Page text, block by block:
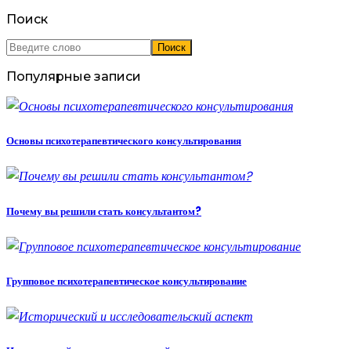
Поиск
Популярные записи
Основы психотерапевтического консультирования
Почему вы решили стать консультантом?
Групповое психотерапевтическое консультирование